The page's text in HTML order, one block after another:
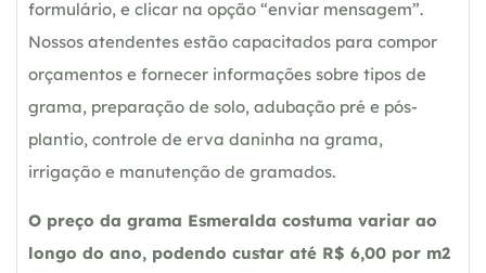
formulário, e clicar na opção “enviar mensagem”.
Nossos atendentes estão capacitados para compor
orçamentos e fornecer informações sobre tipos de
grama, preparação de solo, adubação pré e pós-
plantio, controle de erva daninha na grama,
irrigação e manutenção de gramados.
O preço da grama Esmeralda costuma variar ao
longo do ano, podendo custar até R$ 6,00 por m2